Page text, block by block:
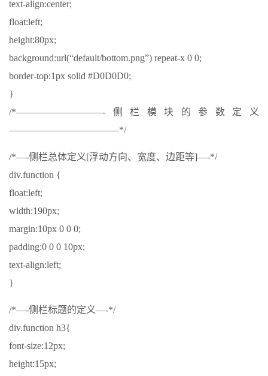
text-align:center;
float:left;
height:80px;
background:url(“default/bottom.png”) repeat-x 0 0;
border-top:1px solid #D0D0D0;
}
/*—————————-侧栏模块的参数定义
———————————–*/
/*—-侧栏总体定义[浮动方向、宽度、边距等]—-*/
div.function {
float:left;
width:190px;
margin:10px 0 0 0;
padding:0 0 0 10px;
text-align:left;
}
/*—-侧栏标题的定义—-*/
div.function h3{
font-size:12px;
height:15px;